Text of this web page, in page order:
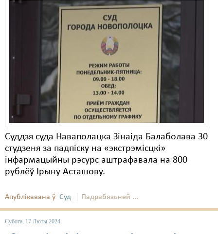
Суддзя суда Наваполацка Зінаіда Балаболава 30
студзеня за падпіску на «экстрэмісцкі»
інфармацыйны рэсурс аштрафавала на 800
рублёў Ірыну Асташову.
Апублікавана ў Суд Падрабязьней ...
Субота, 17 Люты 2024
Дыскрымінацыя
Затрыманьні
Карная псыхіятрыя
Культурныя правы
Мірныя сходы
Палітвязьні
Правы дзіцяці